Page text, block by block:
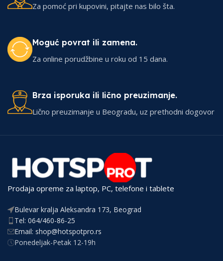
Za pomoć pri kupovini, pitajte nas bilo šta.
Moguć povrat ili zamena.
Za online porudžbine u roku od 15 dana.
Brza isporuka ili lično preuzimanje.
Lično preuzimanje u Beogradu, uz prethodni dogovor
Prodaja opreme za laptop, PC, telefone i tablete
Bulevar kralja Aleksandra 173, Beograd
Tel: 064/460-86-25
Email: shop@hotspotpro.rs
Ponedeljak-Petak 12-19h